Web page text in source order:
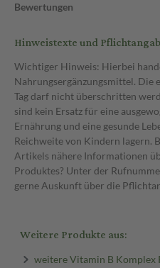
Bewertungen
Hinweistexte und
Wichtiger Hinweis: Hierbei
Nahrungsergänzungsmittel. Die
Tag darf nicht überschritten
sind kein Ersatz für eine
Ernährung und eine gesunde
Reichweite von Kindern lagern.
Artikels nähere Informationen
Produktes? Unter der
gerne Auskunft über die
Weitere Produkte aus:
weitere Vitamin B Komplex